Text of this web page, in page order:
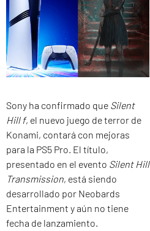
Sony ha confirmado que Silent
Hill f, el nuevo juego de terror de
Konami, contará con mejoras
para la PS5 Pro. El título,
presentado en el evento Silent Hill
Transmission, está siendo
desarrollado por Neobards
Entertainment y aún no tiene
fecha de lanzamiento.